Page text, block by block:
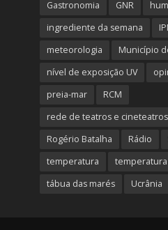
Gastronomia
GNR
ingrediente da semana
meteorologia
Município
nível de exposição UV
preia-mar
RCM
rede de teatros e
Rogério Batalha
Rádio
temperatura
tábua das marés
Ucrânia